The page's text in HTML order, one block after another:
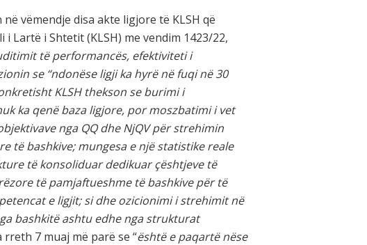
vëmendje disa akte ligjore të KLSH që
i Shtetit (KLSH) me vendim 1423/22,
të performancës, efektiviteti i
se “ndonëse ligji ka hyrë në fuqi në 30
KLSH thekson se burimi i
ka qenë baza ligjore, por moszbatimi i vet
nga QQ dhe NjQV për strehimin
të bashkive; mungesa e një statistike reale
të konsoliduar dedikuar çështjeve të
të pamjaftueshme të bashkive për të
e ligjit; si dhe ozicionimi i strehimit në
bashkitë ashtu edhe nga strukturat
7 muaj më parë se “është e paqartë nëse